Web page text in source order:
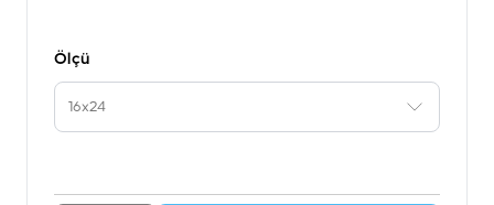
Ölçü
16x24